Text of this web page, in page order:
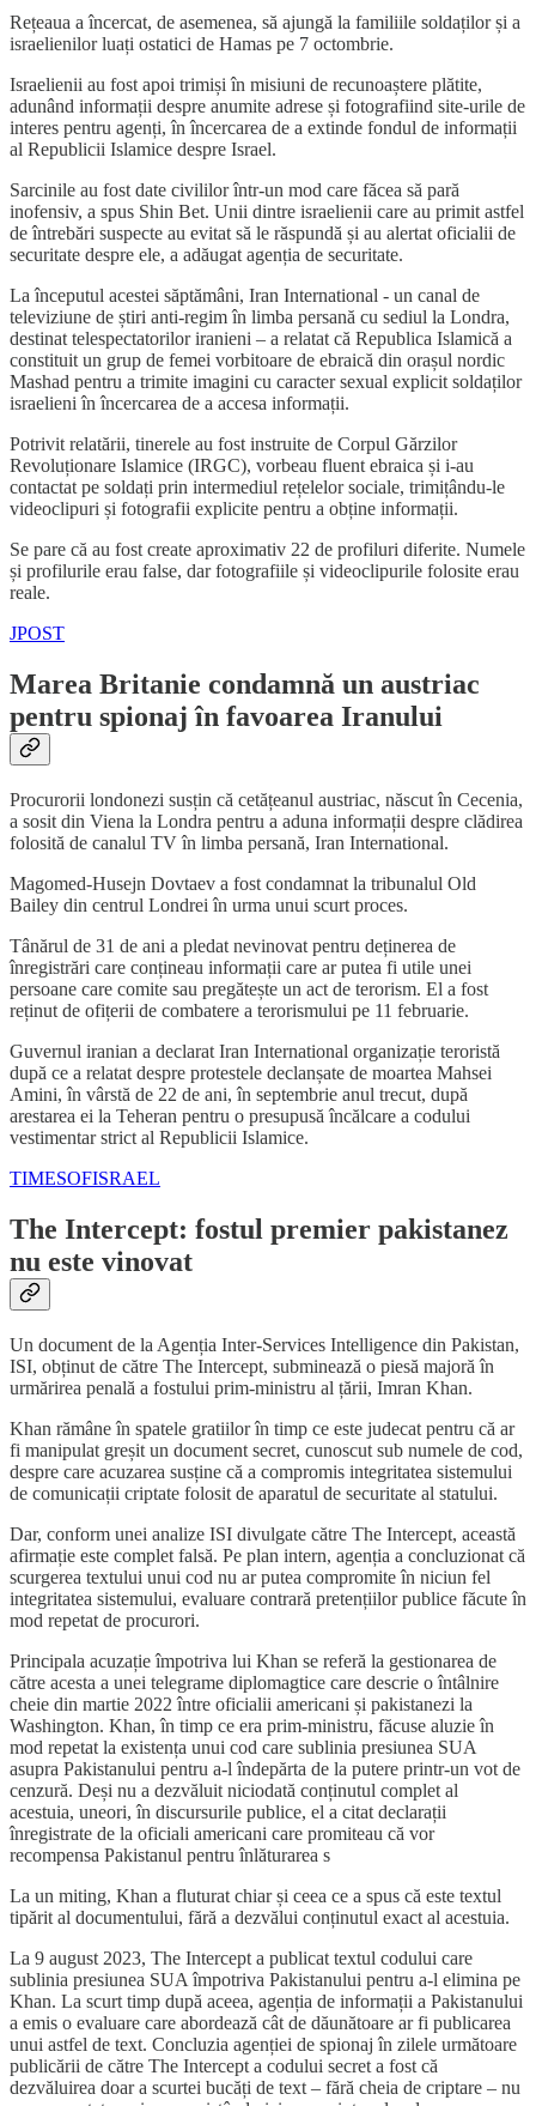
Rețeaua a încercat, de asemenea, să ajungă la familiile soldaților și a
israelienilor luați ostatici de Hamas pe 7 octombrie.
Israelienii au fost apoi trimiși în misiuni de recunoaștere plătite,
adunând informații despre anumite adrese și fotografiind site-urile de
interes pentru agenți, în încercarea de a extinde fondul de informații
al Republicii Islamice despre Israel.
Sarcinile au fost date civililor într-un mod care făcea să pară
inofensiv, a spus Shin Bet. Unii dintre israelienii care au primit astfel
de întrebări suspecte au evitat să le răspundă și au alertat oficialii de
securitate despre ele, a adăugat agenția de securitate.
La începutul acestei săptămâni, Iran International - un canal de
televiziune de știri anti-regim în limba persană cu sediul la Londra,
destinat telespectatorilor iranieni – a relatat că Republica Islamică a
constituit un grup de femei vorbitoare de ebraică din orașul nordic
Mashad pentru a trimite imagini cu caracter sexual explicit soldaților
israelieni în încercarea de a accesa informații.
Potrivit relatării, tinerele au fost instruite de Corpul Gărzilor
Revoluționare Islamice (IRGC), vorbeau fluent ebraica și i-au
contactat pe soldați prin intermediul rețelelor sociale, trimițându-le
videoclipuri și fotografii explicite pentru a obține informații.
Se pare că au fost create aproximativ 22 de profiluri diferite. Numele
și profilurile erau false, dar fotografiile și videoclipurile folosite erau
reale.
JPOST
Marea Britanie condamnă un austriac
pentru spionaj în favoarea Iranului
Procurorii londonezi susțin că cetățeanul austriac, născut în Cecenia,
a sosit din Viena la Londra pentru a aduna informații despre clădirea
folosită de canalul TV în limba persană, Iran International.
Magomed-Husejn Dovtaev a fost condamnat la tribunalul Old
Bailey din centrul Londrei în urma unui scurt proces.
Tânărul de 31 de ani a pledat nevinovat pentru deținerea de
înregistrări care conțineau informații care ar putea fi utile unei
persoane care comite sau pregătește un act de terorism. El a fost
reținut de ofițerii de combatere a terorismului pe 11 februarie.
Guvernul iranian a declarat Iran International organizație teroristă
după ce a relatat despre protestele declanșate de moartea Mahsei
Amini, în vârstă de 22 de ani, în septembrie anul trecut, după
arestarea ei la Teheran pentru o presupusă încălcare a codului
vestimentar strict al Republicii Islamice.
TIMESOFISRAEL
The Intercept: fostul premier pakistanez
nu este vinovat
Un document de la Agenția Inter-Services Intelligence din Pakistan,
ISI, obținut de către The Intercept, subminează o piesă majoră în
urmărirea penală a fostului prim-ministru al țării, Imran Khan.
Khan rămâne în spatele gratiilor în timp ce este judecat pentru că ar
fi manipulat greșit un document secret, cunoscut sub numele de cod,
despre care acuzarea susține că a compromis integritatea sistemului
de comunicații criptate folosit de aparatul de securitate al statului.
Dar, conform unei analize ISI divulgate către The Intercept, această
afirmație este complet falsă. Pe plan intern, agenția a concluzionat că
scurgerea textului unui cod nu ar putea compromite în niciun fel
integritatea sistemului, evaluare contrară pretențiilor publice făcute în
mod repetat de procurori.
Principala acuzație împotriva lui Khan se referă la gestionarea de
către acesta a unei telegrame diplomagtice care descrie o întâlnire
cheie din martie 2022 între oficialii americani și pakistanezi la
Washington. Khan, în timp ce era prim-ministru, făcuse aluzie în
mod repetat la existența unui cod care sublinia presiunea SUA
asupra Pakistanului pentru a-l îndepărta de la putere printr-un vot de
cenzură. Deși nu a dezvăluit niciodată conținutul complet al
acestuia, uneori, în discursurile publice, el a citat declarații
înregistrate de la oficiali americani care promiteau că vor
recompensa Pakistanul pentru înlăturarea s
La un miting, Khan a fluturat chiar și ceea ce a spus că este textul
tipărit al documentului, fără a dezvălui conținutul exact al acestuia.
La 9 august 2023, The Intercept a publicat textul codului care
sublinia presiunea SUA împotriva Pakistanului pentru a-l elimina pe
Khan. La scurt timp după aceea, agenția de informații a Pakistanului
a emis o evaluare care abordează cât de dăunătoare ar fi publicarea
unui astfel de text. Concluzia agenției de spionaj în zilele următoare
publicării de către The Intercept a codului secret a fost că
dezvăluirea doar a scurtei bucăți de text – fără cheia de criptare – nu